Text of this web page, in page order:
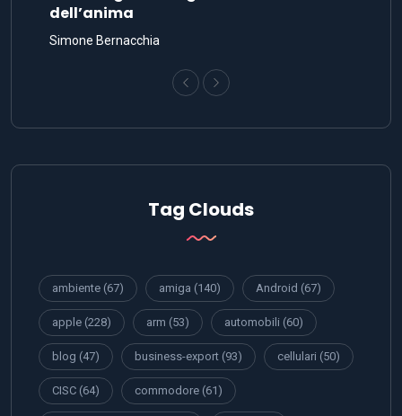
dell’anima
Simone Bernacchia
Tag Clouds
ambiente (67) amiga (140) Android (67)
apple (228) arm (53) automobili (60)
blog (47) business-export (93) cellulari (50)
CISC (64) commodore (61)